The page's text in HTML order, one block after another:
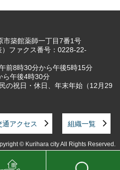
市築館薬師一丁目7番1号
）ファクス番号：0228-22-
前8時30分から午後5時15分
ら午後4時30分
の祝日・休日、年末年始（12月29
通アクセス 組織一覧
© Kurihara city All Rights Reserved.